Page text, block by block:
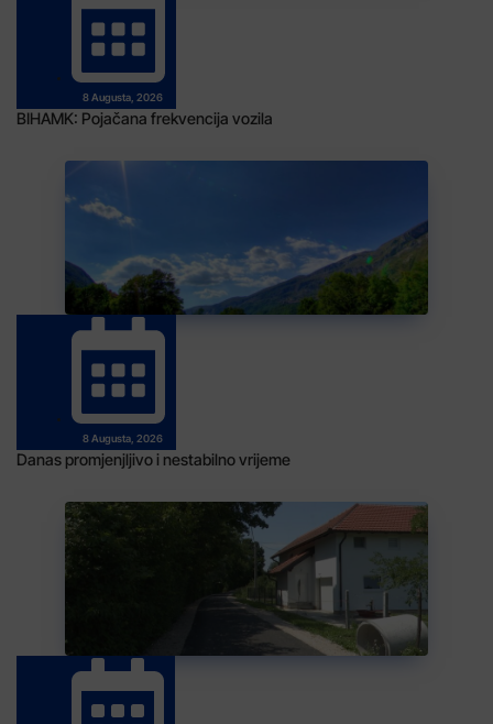
8 Augusta, 2026
BIHAMK: Pojačana frekvencija vozila
8 Augusta, 2026
Danas promjenjljivo i nestabilno vrijeme